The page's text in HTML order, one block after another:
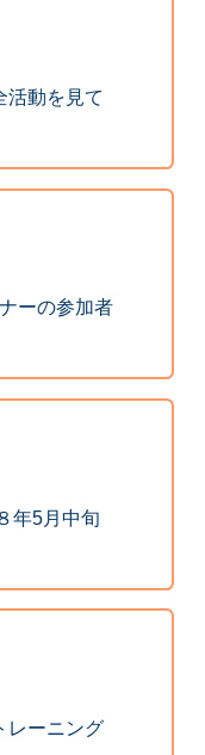
活動を見て
ーの参加者
年5月中旬
レーニング